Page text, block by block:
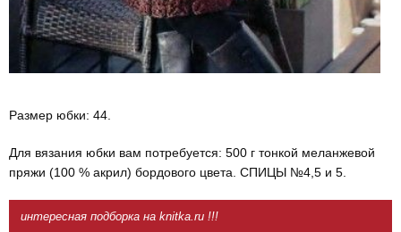
Размер юбки: 44.
Для вязания юбки вам потребуется: 500 г тонкой меланжевой
пряжи (100 % акрил) бордового цвета. СПИЦЫ №4,5 и 5.
интересная подборка на knitka.ru !!!